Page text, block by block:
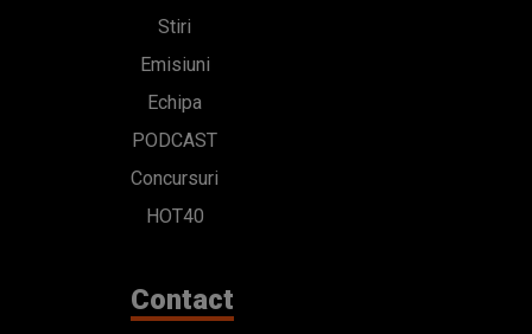
Stiri
Emisiuni
Echipa
PODCAST
Concursuri
HOT40
Contact